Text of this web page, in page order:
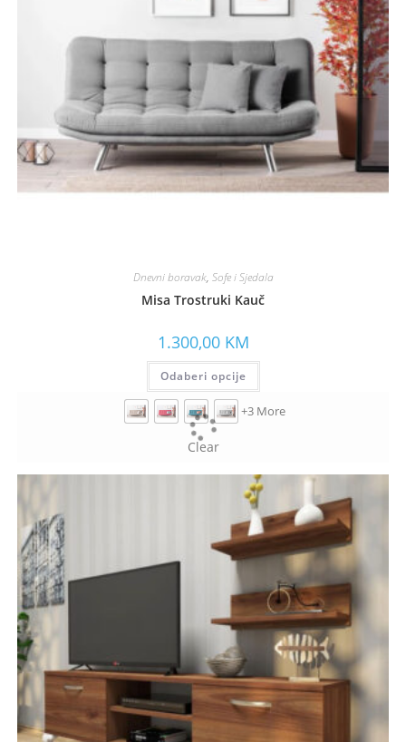
Dnevni boravak, Sofe i Sjedala
Misa Trostruki Kauč
1.300,00 KM
Odaberi opcije
+3 More
Clear